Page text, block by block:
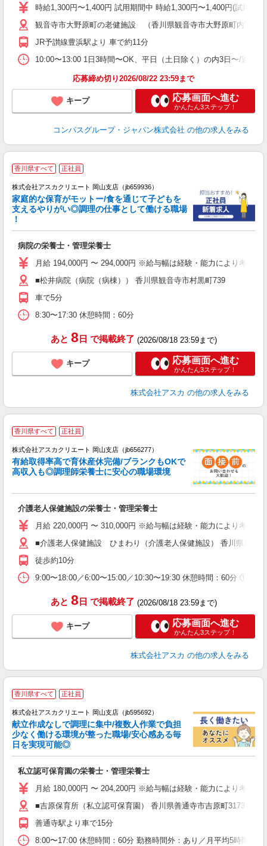
時給1,300円〜1,400円 試用期間中 時給1,300円〜1,400円(試用期
観音寺市大野原町の老健施設 （香川県観音寺市大野原町内野々
JR予讃線豊浜駅より 車で約11分
10:00〜13:00 1日3時間〜OK、平日（土日除く）の内3日〜/週 週
応募締め切り2026/08/22 23:59まで
キープ 応募画面へ進む
かんたん3ステップ！
コンパスグループ・ジャパン株式会社 の他の求人をみる
香川県すべて 正社員
株式会社アスカクリエート 岡山支店（jb659936）
家庭的な保育がモットー/食を通じて子どもを
支えるやりがい◎調理の仕事として働ける職場
！
病院の栄養士・管理栄養士
月給 194,000円 〜 294,000円 ※給与幅は経験・能力により考慮
■松井病院（病院（病棟）） 香川県観音寺市村黒町739
車で5分
8:30〜17:30 休憩時間：60分
あと 8 日 で掲載終了 (2026/08/18 23:59まで)
キープ 応募画面へ進む
かんたん3ステップ！
株式会社アスカ の他の求人をみる
香川県すべて 正社員
株式会社アスカクリエート 岡山支店（jb656277）
有給取得率高で育休産休完備/ブランクもOKで
高収入も◎調理師栄養士に安心の職場環境
介護老人保健施設の栄養士・管理栄養士
月給 220,000円 〜 310,000円 ※給与幅は経験・能力により考慮
■介護老人保健施設 ひまわり（介護老人保健施設） 香川県東か
徒歩約10分
9:00〜18:00／6:00〜15:00／10:30〜19:30 休憩時間：60分 ①は
あと 8 日 で掲載終了 (2026/08/18 23:59まで)
キープ 応募画面へ進む
かんたん3ステップ！
株式会社アスカ の他の求人をみる
香川県すべて 正社員
株式会社アスカクリエート 岡山支店（jb595692）
献立作成なしで調理に集中/複数人作業で負担
少なく働ける環境が整った職場/安心感ある毎
日を実現可能◎
私立認可保育園の栄養士・管理栄養士
月給 180,000円 〜 204,200円 ※給与幅は経験・能力により考慮
■吉原保育所（私立認可保育園） 香川県善通寺市吉原町31737 駐
善通寺駅より車で15分
8:00〜17:00 休憩時間：60分 勤務時間外：あり／月平均5時間